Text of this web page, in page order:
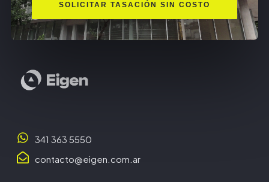
SOLICITAR TASACIÓN SIN COSTO
341 363 5550
contacto@eigen.com.ar